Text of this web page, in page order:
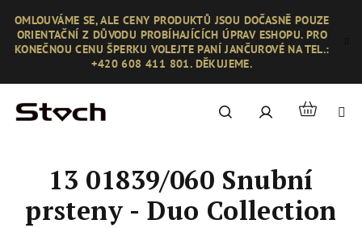
obsah
OMLOUVÁME SE, ALE CENY PRODUKTŮ JSOU DOČASNĚ POUZE
ORIENTAČNÍ Z DŮVODU PROBÍHAJÍCÍCH ÚPRAV ESHOPU. PRO
KONEČNOU CENU ŠPERKU VOLEJTE PANÍ JANČUROVÉ NA TEL.:
+420 608 411 801. DĚKUJEME.
Hledat PřihlášeníNákupní
13 01839/060 Snubní
prsteny - Duo Collection